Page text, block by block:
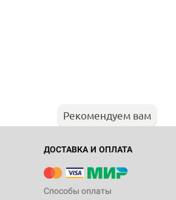
Рекомендуем вам
ДОСТАВКА И ОПЛАТА
Способы оплаты